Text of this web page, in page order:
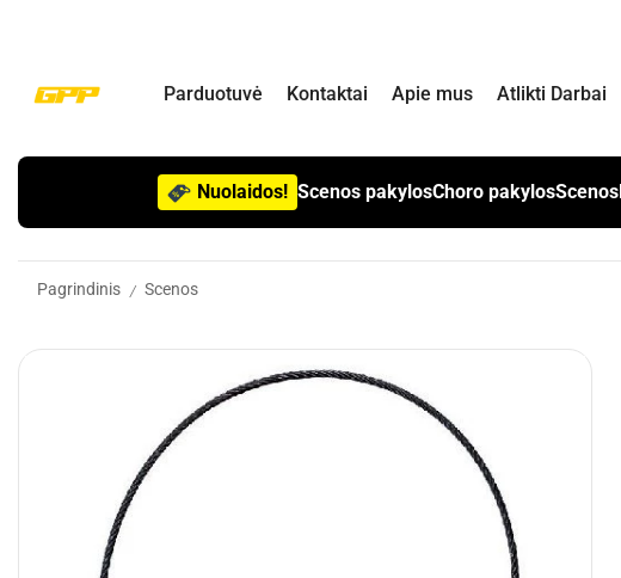
Parduotuvė Kontaktai Apie mus Atlikti Darbai
Nuolaidos! Scenos pakylosChoro pakylosScenos
Pagrindinis / Scenos